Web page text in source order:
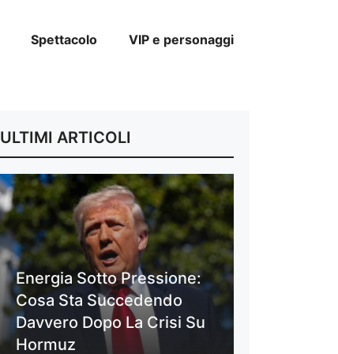
Spettacolo VIP e personaggi
ULTIMI ARTICOLI
Energia Sotto Pressione:
Cosa Sta Succedendo
Davvero Dopo La Crisi Su
Hormuz